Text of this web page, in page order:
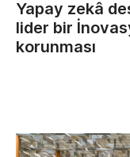
Yapay zekâ
lider bir
korunması